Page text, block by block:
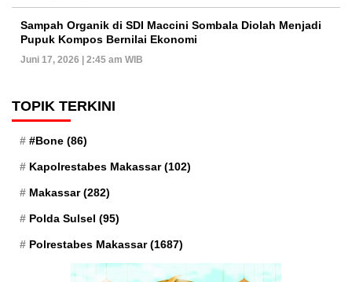
Sampah Organik di SDI Maccini Sombala Diolah Menjadi
Pupuk Kompos Bernilai Ekonomi
Juni 17, 2026 | 2:45 am WIB
TOPIK TERKINI
#Bone (86)
Kapolrestabes Makassar(102)
Makassar(282)
Polda Sulsel (95)
Polrestabes Makassar(1687)